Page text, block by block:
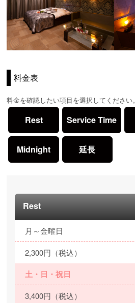
料金表
料金を確認したい項目を選択してください。
Rest Service Time
Midnight 延長
Rest
月～金曜日
2,300円（税込）
土・日・祝日
3,400円（税込）